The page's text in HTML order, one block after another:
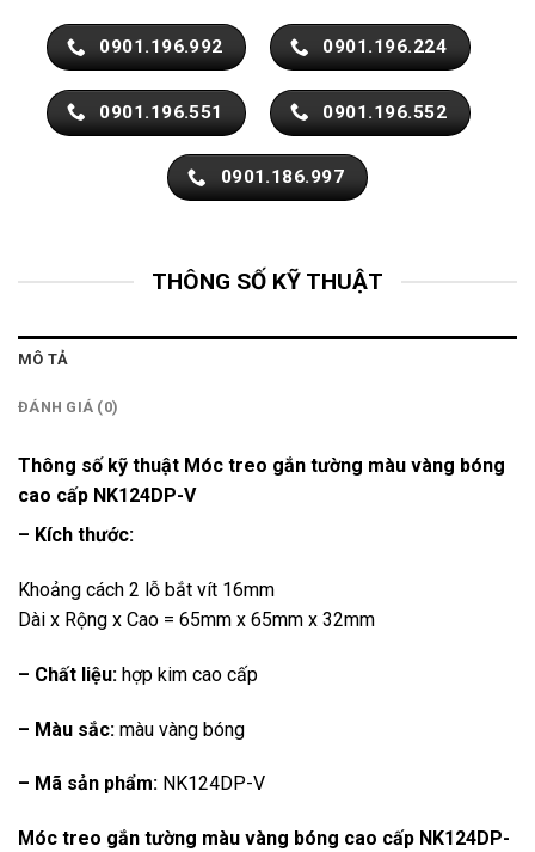
0901.196.992 0901.196.224
0901.196.551 0901.196.552
0901.186.997
THÔNG SỐ KỸ THUẬT
MÔ TẢ
ĐÁNH GIÁ (0)
Thông số kỹ thuật Móc treo gắn tường màu vàng bóng
cao cấp NK124DP-V
– Kích thước:
Khoảng cách 2 lỗ bắt vít 16mm
Dài x Rộng x Cao = 65mm x 65mm x 32mm
– Chất liệu: hợp kim cao cấp
– Màu sắc: màu vàng bóng
– Mã sản phẩm: NK124DP-V
Móc treo gắn tường màu vàng bóng cao cấp NK124DP-